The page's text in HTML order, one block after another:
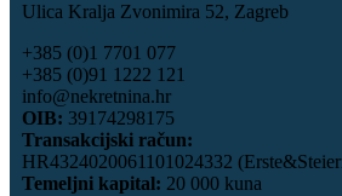
Ulica Kralja Zvonimira 52, Zagreb
+385 (0)1 7701 077
+385 (0)91 1222 121
info@nekretnina.hr
OIB: 39174298175
Transakcijski račun:
HR4324020061101024332
Temeljni kapital: 20 000 kuna